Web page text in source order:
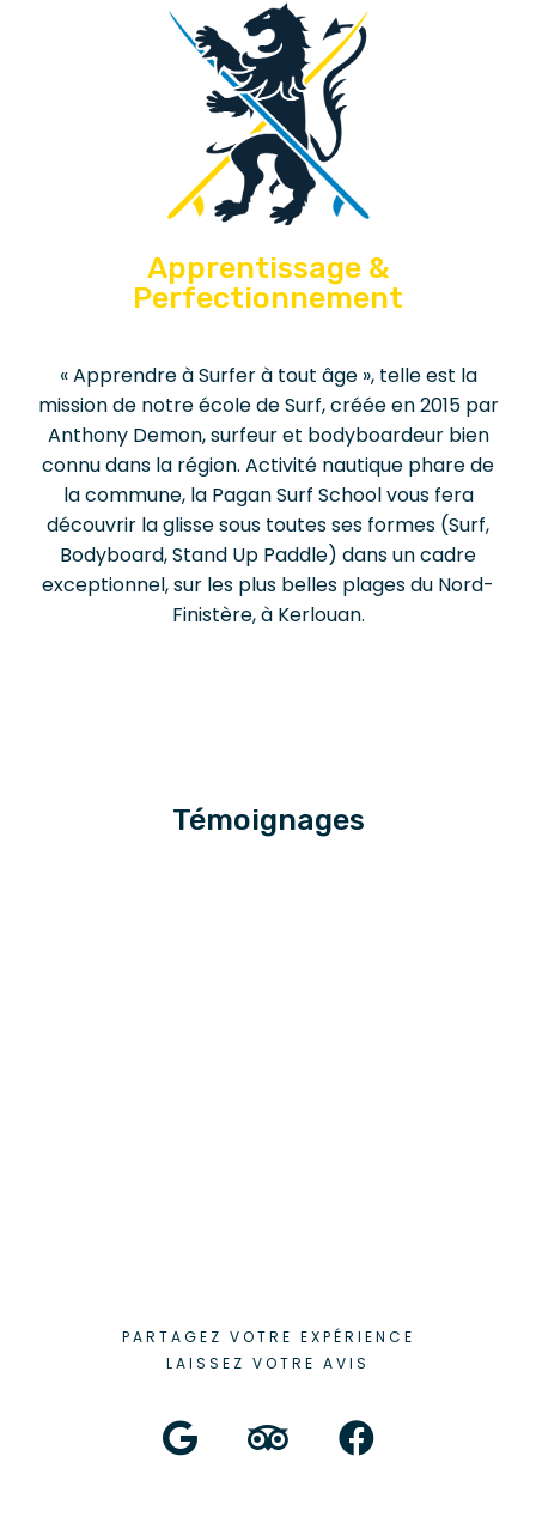
Apprentissage &
Perfectionnement
« Apprendre à Surfer à tout âge », telle est la
mission de notre école de Surf, créée en 2015 par
Anthony Demon, surfeur et bodyboardeur bien
connu dans la région. Activité nautique phare de
la commune, la Pagan Surf School vous fera
découvrir la glisse sous toutes ses formes (Surf,
Bodyboard, Stand Up Paddle) dans un cadre
exceptionnel, sur les plus belles plages du Nord-
Finistère, à Kerlouan.
Témoignages
PARTAGEZ VOTRE EXPÉRIENCE
LAISSEZ VOTRE AVIS